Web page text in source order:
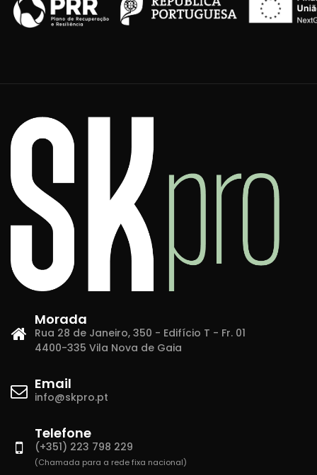
Morada
Rua 28 de Janeiro, 350 - Edifício T - Fr. 01
4400-335 Vila Nova de Gaia
Email
info@skpro.pt
Telefone
(+351) 223 798 229
(Chamada para a rede fixa nacional)